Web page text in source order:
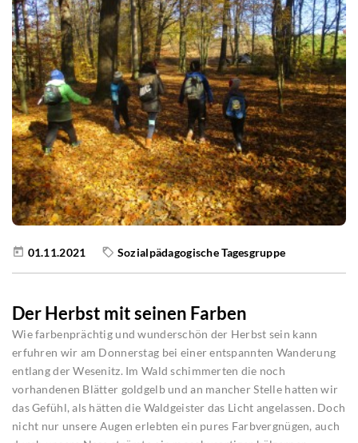
01.11.2021 Sozialpädagogische Tagesgruppe
Der Herbst mit seinen Farben
Wie farbenprächtig und wunderschön der Herbst sein kann
erfuhren wir am Donnerstag bei einer entspannten Wanderung
entlang der Wesenitz. Im Wald schimmerten die noch
vorhandenen Blätter goldgelb und an mancher Stelle hatten wir
das Gefühl, als hätten die Waldgeister das Licht angelassen. Doch
nicht nur unsere Augen erlebten ein pures Farbvergnügen, auch